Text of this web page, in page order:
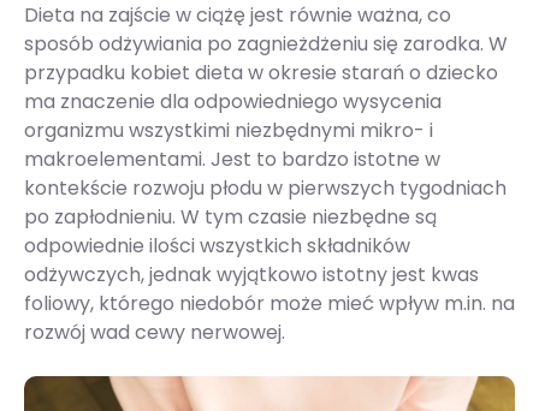
Dieta na zajście w ciążę jest równie ważna, co
sposób odżywiania po zagnieżdżeniu się zarodka. W
przypadku kobiet dieta w okresie starań o dziecko
ma znaczenie dla odpowiedniego wysycenia
organizmu wszystkimi niezbędnymi mikro- i
makroelementami. Jest to bardzo istotne w
kontekście rozwoju płodu w pierwszych tygodniach
po zapłodnieniu. W tym czasie niezbędne są
odpowiednie ilości wszystkich składników
odżywczych, jednak wyjątkowo istotny jest kwas
foliowy, którego niedobór może mieć wpływ m.in. na
rozwój wad cewy nerwowej.